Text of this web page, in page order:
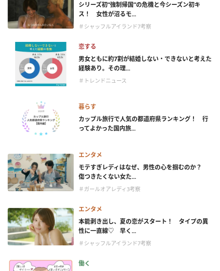
シリーズ初“強制帰国”の危機と今シーズン初キ
ス！ 女性が沼るモ...
＃シャッフルアイランド7考察
恋する
男女ともに約7割が結婚しない・できないと考えた
経験あり。その理...
＃トレンドニュース
暮らす
カップル旅行で人気の都道府県ランキング！ 行
ってよかった国内旅...
エンタメ
モテすぎレディはなぜ、男性の心を掴むのか？
傷つきたくない女た...
＃ガールオアレディ3考察
エンタメ
本能剥き出し、夏の恋がスタート！ タイプの異
性に一直線♡ 早く...
＃シャッフルアイランド7考察
働く